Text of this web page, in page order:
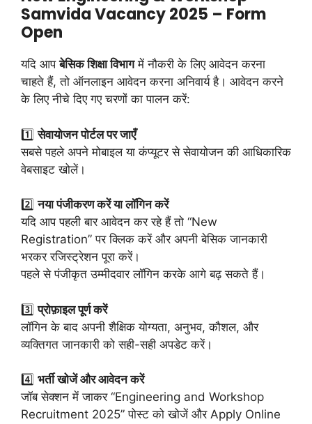
Samvida Vacancy 2025 – Form
Open
यदि आपबेसिक शिक्षा विभागमें नौकरी के लिए आवेदन करना
चाहते हैं, तो ऑनलाइन आवेदन करना अनिवार्य है। आवेदन करने
के लिए नीचे दिए गए चरणों का पालन करें:
1️⃣सेवायोजन पोर्टल पर जाएँ
सबसे पहले अपने मोबाइल या कंप्यूटर से सेवायोजन की आधिकारिक
वेबसाइट खोलें।
2️⃣नया पंजीकरण करें या लॉगिन करें
यदि आप पहली बार आवेदन कर रहे हैं तो “New
Registration” पर क्लिक करें और अपनी बेसिक जानकारी
भरकर रजिस्ट्रेशन पूरा करें।
पहले से पंजीकृत उम्मीदवार लॉगिन करके आगे बढ़ सकते हैं।
3️⃣प्रोफ़ाइल पूर्ण करें
लॉगिन के बाद अपनी शैक्षिक योग्यता, अनुभव, कौशल, और
व्यक्तिगत जानकारी को सही-सही अपडेट करें।
4️⃣ भर्ती खोजें और आवेदन करें
जॉब सेक्शन में जाकर “Engineering and Workshop
Recruitment 2025” पोस्ट को खोजें और Apply Online